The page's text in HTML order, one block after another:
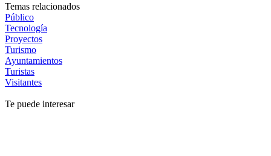
Temas relacionados
Público
Tecnología
Proyectos
Turismo
Ayuntamientos
Turistas
Visitantes
Te puede interesar